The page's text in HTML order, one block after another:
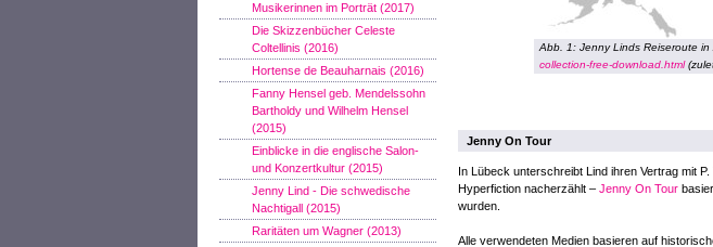
Musikerinnen im Porträt (2017)
Die Skizzenbücher Celeste
Coltellinis (2016)
Hortense de Beauharnais (2016)
Fanny Hensel geb. Mendelssohn
Bartholdy und Wilhelm Hensel
(2015)
Einblicke in die englische Salon-
und Konzertkultur (2015)
Jenny Lind - Die schwedische
Nachtigall (2015)
Raritäten um Wagner (2013)
Abb. 1: Jenny Linds Reiseroute
collection-free-download.html
Jenny On Tour
In Lübeck unterschreibt Lind ihren Vertrag mit
Hyperfiction nacherzählt – Jenny On Tour
wurden.
Alle verwendeten Medien basieren auf